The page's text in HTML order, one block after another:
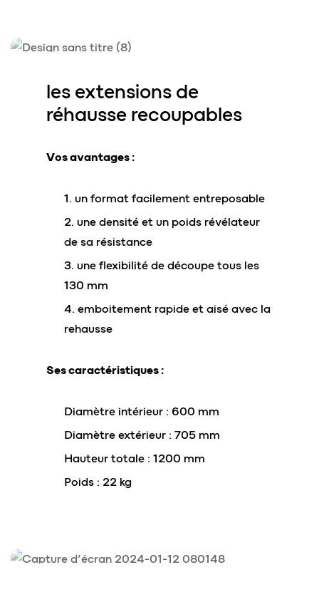
les extensions de
réhausse recoupables
Vos avantages :
un format facilement entreposable
une densité et un poids révélateur
de sa résistance
une flexibilité de découpe tous les
130 mm
emboitement rapide et aisé avec la
rehausse
Ses caractéristiques :
Diamètre intérieur : 600 mm
Diamètre extérieur : 705 mm
Hauteur totale : 1200 mm
Poids : 22 kg